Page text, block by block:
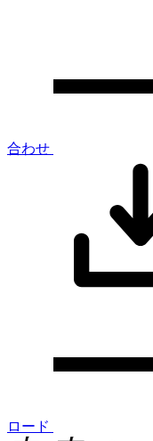
合わせ
ロード